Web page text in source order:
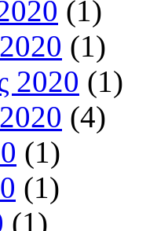
(1)
(1)
2020 (1)
(4)
(1)
(1)
(1)